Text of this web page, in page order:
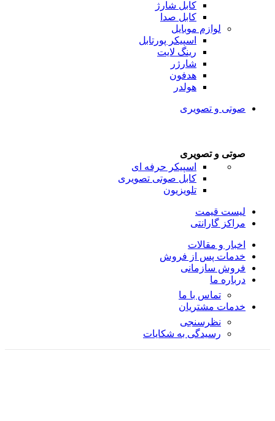
کابل شارژ
کابل صدا
لوازم موبایل
اسپیکر پورتابل
رینگ لایت
شارژر
هدفون
هولدر
صوتی و تصویری
صوتی و تصویری
اسپیکر حرفه ای
کابل صوتی تصویری
تلویزیون
لیست قیمت
مراکز گارانتی
اخبار و مقالات
خدمات پس از فروش
فروش سازمانی
درباره ما
تماس با ما
خدمات مشتریان
نظرسنجی
رسیدگی به شکایات